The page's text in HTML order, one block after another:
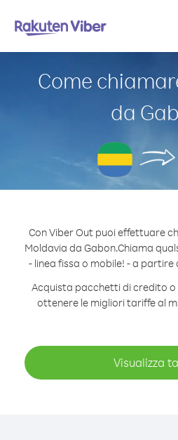
Come
da
Con Viber Out puoi effettuare
Moldavia da Gabon.Chiama
- linea fissa o mobile! - a partire
Acquista pacchetti di credito
ottenere le migliori tariffe al
Visualizza